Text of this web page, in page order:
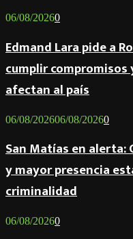
06/08/20260
Edmand Lara pide a
cumplir
afectan al país
06/08/202606/08/20260
San Matías en
y mayor presencia
criminalidad
06/08/20260